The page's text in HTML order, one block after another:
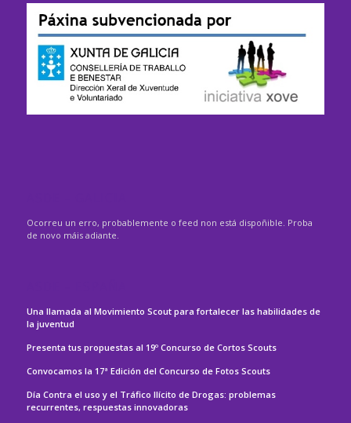
Ocorreu un erro, probablemente o feed non está dispoñible. Proba
de novo máis adiante.
Una llamada al Movimiento Scout para fortalecer las habilidades de
la juventud
Presenta tus propuestas al 19º Concurso de Cortos Scouts
Convocamos la 17ª Edición del Concurso de Fotos Scouts
Día Contra el uso y el Tráfico Ilícito de Drogas: problemas
recurrentes, respuestas innovadoras